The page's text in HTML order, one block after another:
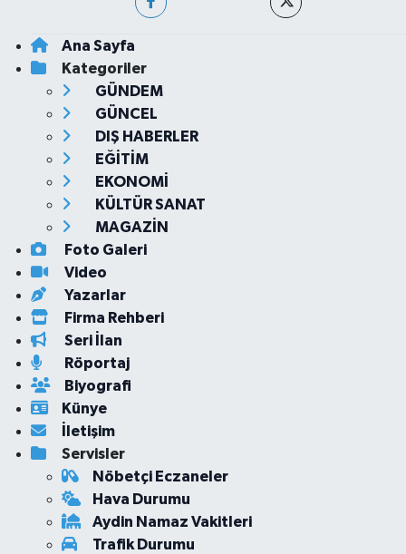
Ana Sayfa
Kategoriler
GÜNDEM
GÜNCEL
DIŞ HABERLER
EĞİTİM
EKONOMİ
KÜLTÜR SANAT
MAGAZİN
Foto Galeri
Video
Yazarlar
Firma Rehberi
Seri İlan
Röportaj
Biyografi
Künye
İletişim
Servisler
Nöbetçi Eczaneler
Hava Durumu
Aydin Namaz Vakitleri
Trafik Durumu